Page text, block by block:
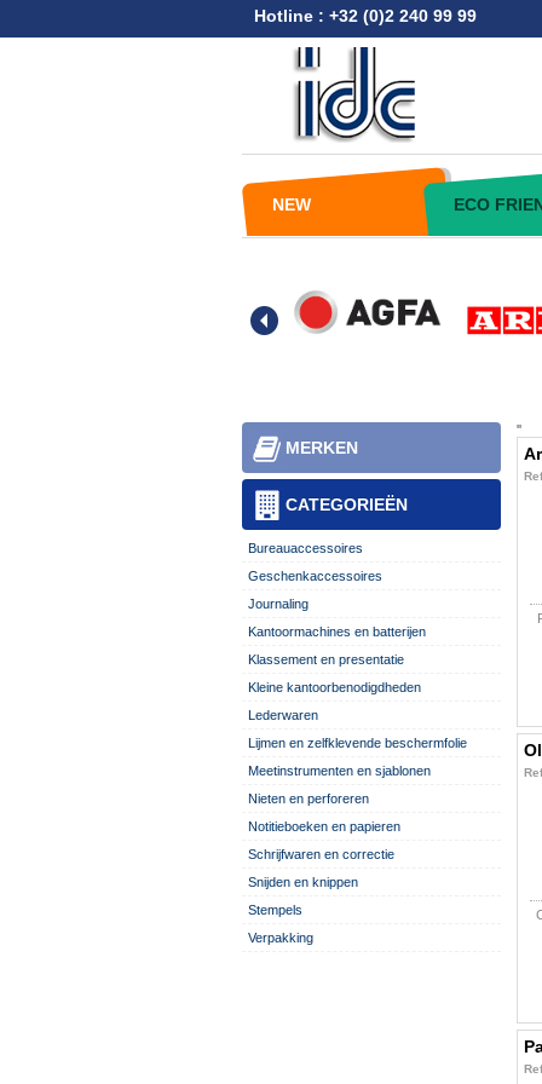
Hotline : +32 (0)2 240 99 99
NEW ECO
CATEGORIEËN
MERKEN
Bureauaccessoires
Geschenkaccessoires
Journaling
Kantoormachines en batterijen
Klassement en presentatie
Kleine kantoorbenodigdheden
Lederwaren
Lijmen en zelfklevende beschermfolie
Meetinstrumenten en sjablonen
Nieten en perforeren
Notitieboeken en papieren
Schrijfwaren en correctie
Snijden en knippen
Stempels
Verpakking
''